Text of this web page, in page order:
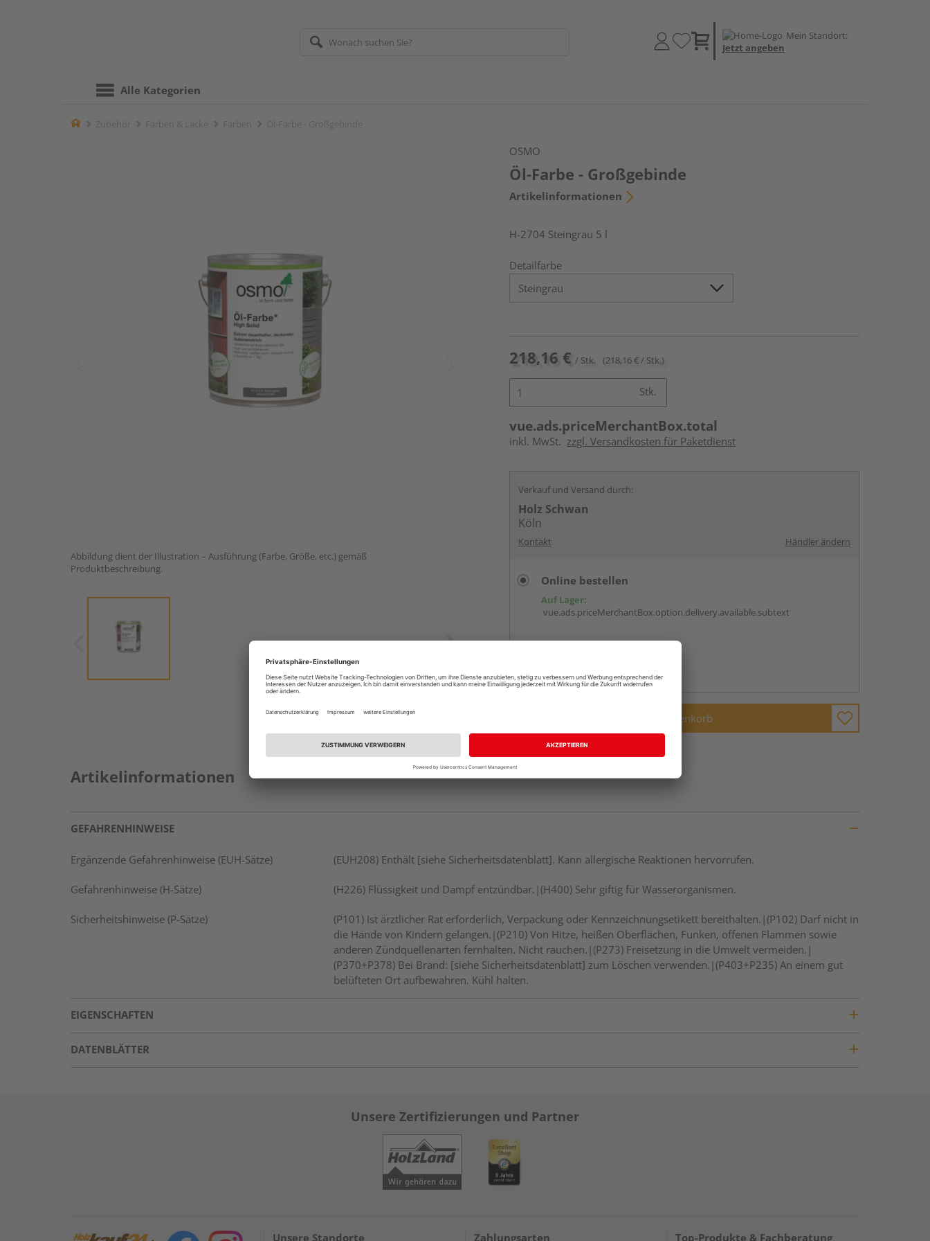
Mein Standort:
Jetzt angeben
Alle Kategorien
Home
Abbildung dient der Illustration – Ausführung (Farbe, Größe, etc.) gemäß
Produktbeschreibung.
OSMO
Öl-Farbe - Großgebinde
Artikelinformationen
H-2704 Steingrau 5 l
Detailfarbe
218,16 € / Stk. (218,16 € / Stk.)
Stk.
vue.ads.priceMerchantBox.total
inkl. MwSt. zzgl. Versandkosten für Paketdienst
Verkauf und Versand durch:
Holz Schwan
Köln
Kontakt Händler ändern
Online bestellen
Auf Lager:
vue.ads.priceMerchantBox.option.delivery.available.subtext
In den Warenkorb
Artikelinformationen
GEFAHRENHINWEISE
Ergänzende Gefahrenhinweise (EUH-Sätze) (EUH208) Enthält [siehe Sicherheitsdatenblatt]. Kann allergische Reaktionen hervorrufen.
Gefahrenhinweise (H-Sätze) (H226) Flüssigkeit und Dampf entzündbar.|(H400) Sehr giftig für Wasserorganismen.
Sicherheitshinweise (P-Sätze)
(P101) Ist ärztlicher Rat erforderlich, Verpackung oder Kennzeichnungsetikett bereithalten.|(P102) Darf nicht in
die Hände von Kindern gelangen.|(P210) Von Hitze, heißen Oberflächen, Funken, offenen Flammen sowie
anderen Zündquellenarten fernhalten. Nicht rauchen.|(P273) Freisetzung in die Umwelt vermeiden.|
(P370+P378) Bei Brand: [siehe Sicherheitsdatenblatt] zum Löschen verwenden.|(P403+P235) An einem gut
belüfteten Ort aufbewahren. Kühl halten.
EIGENSCHAFTEN
DATENBLÄTTER
Unsere Zertifizierungen und Partner
Unsere Standorte Zahlungsarten Top-Produkte & Fachberatung